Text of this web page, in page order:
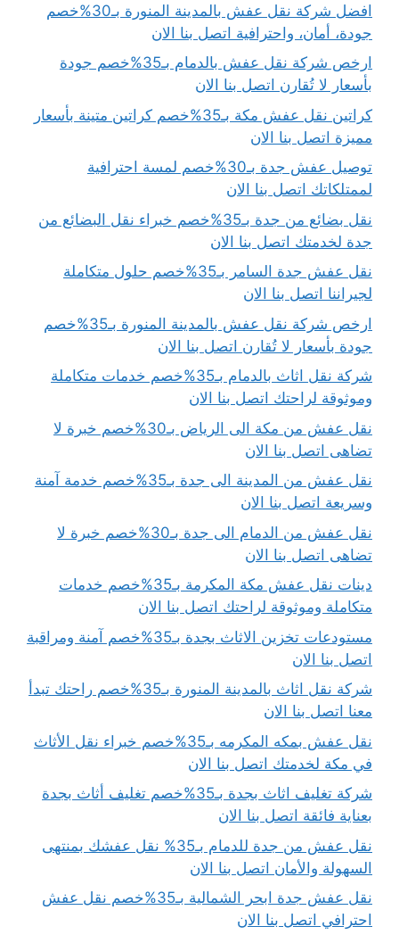
افضل شركة نقل عفش بالمدينة المنورة بـ30%خصم
جودة، أمان، واحترافية اتصل بنا الان
ارخص شركة نقل عفش بالدمام بـ35%خصم جودة
بأسعار لا تُقارن اتصل بنا الان
كراتين نقل عفش مكة بـ35%خصم كراتين متينة بأسعار
مميزة اتصل بنا الان
توصيل عفش جدة بـ30%خصم لمسة احترافية
لممتلكاتك اتصل بنا الان
نقل بضائع من جدة بـ35%خصم خبراء نقل البضائع من
جدة لخدمتك اتصل بنا الان
نقل عفش جدة السامر بـ35%خصم حلول متكاملة
لجيراننا اتصل بنا الان
ارخص شركة نقل عفش بالمدينة المنورة بـ35%خصم
جودة بأسعار لا تُقارن اتصل بنا الان
شركة نقل اثاث بالدمام بـ35%خصم خدمات متكاملة
وموثوقة لراحتك اتصل بنا الان
نقل عفش من مكة الى الرياض بـ30%خصم خبرة لا
تضاهى اتصل بنا الان
نقل عفش من المدينة الى جدة بـ35%خصم خدمة آمنة
وسريعة اتصل بنا الان
نقل عفش من الدمام الى جدة بـ30%خصم خبرة لا
تضاهى اتصل بنا الان
دينات نقل عفش مكة المكرمة بـ35%خصم خدمات
متكاملة وموثوقة لراحتك اتصل بنا الان
مستودعات تخزين الاثاث بجدة بـ35%خصم آمنة ومراقبة
اتصل بنا الان
شركة نقل اثاث بالمدينة المنورة بـ35%خصم راحتك تبدأ
معنا اتصل بنا الان
نقل عفش بمكه المكرمه بـ35%خصم خبراء نقل الأثاث
في مكة لخدمتك اتصل بنا الان
شركة تغليف اثاث بجدة بـ35%خصم تغليف أثاث بجدة
بعناية فائقة اتصل بنا الان
نقل عفش من جدة للدمام بـ35% نقل عفشك بمنتهى
السهولة والأمان اتصل بنا الان
نقل عفش جدة ابحر الشمالية بـ35%خصم نقل عفش
احترافي اتصل بنا الان